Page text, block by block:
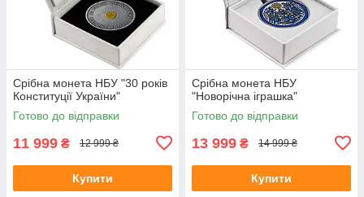
Срібна монета НБУ "30 років
Конституції України"
Готово до відправки
11 999 ₴ 12 999 ₴
Купити
Срібна монета НБУ
"Новорічна іграшка"
Готово до відправки
13 999 ₴ 14 999 ₴
Купити